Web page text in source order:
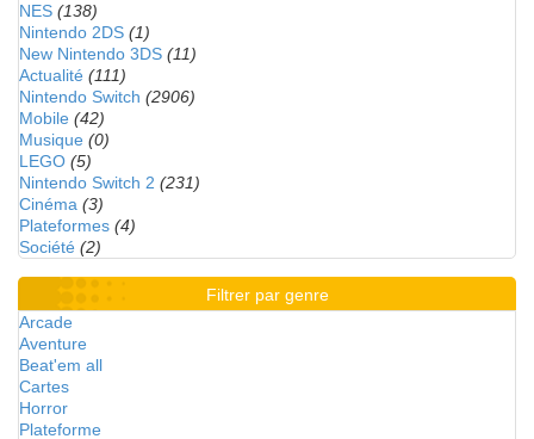
NES (138)
Nintendo 2DS (1)
New Nintendo 3DS (11)
Actualité (111)
Nintendo Switch (2906)
Mobile (42)
Musique (0)
LEGO (5)
Nintendo Switch 2 (231)
Cinéma (3)
Plateformes (4)
Société (2)
Filtrer par genre
Arcade
Aventure
Beat'em all
Cartes
Horror
Plateforme